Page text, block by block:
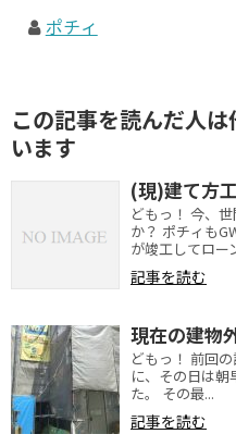
ポチィ
この記事を読んだ人
います
(現)建て方
どもっ！ 今、
か？ ポチィも
が竣工してロー
記事を読む
現在の建物
どもっ！ 前回
に、その日は朝
た。 その最...
記事を読む